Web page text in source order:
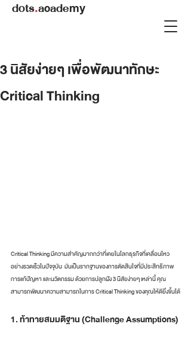
dots.academy
3 นิสัยง่ายๆ เพื่อพัฒนาทักษะ
Critical Thinking
Critical Thinking มีความสำคัญมากกว่าที่เคยในโลกธุรกิจที่เคลื่อนไหว
อย่างรวดเร็วในปัจจุบัน  มันเป็นรากฐานของการตัดสินใจที่มีประสิทธิภาพ
การแก้ปัญหา และนวัตกรรม ด้วยการปลูกฝัง 3 นิสัยง่ายๆ เหล่านี้ คุณ
สามารถพัฒนาความสามารถในการ Critical Thinking ของคุณให้ดียิ่งขึ้นได้
1. ท้าทายสมมติฐาน (Challenge Assumptions)